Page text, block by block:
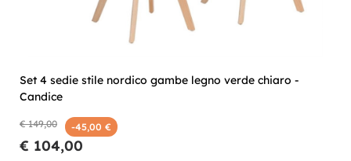
Set 4 sedie stile nordico gambe legno verde chiaro -
Candice
€ 149,00 -45,00 €
€ 104,00